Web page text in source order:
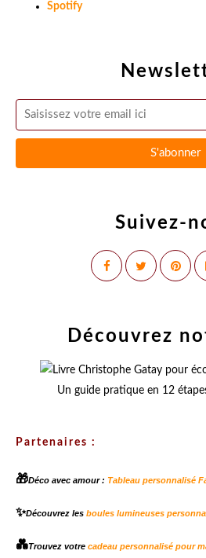
Suivez-
Spotify
Découvrez
Un guide pratique en 12
Partenaires :
🎁Déco avec amour : Tableau personnalisé
✨Découvrez les boules lumineuses
💑Trouvez votre cadeau personnalisé pour